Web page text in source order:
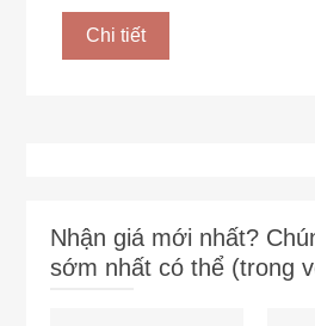
Chi tiết
Nhận giá mới nhất?
sớm nhất có thể (trong